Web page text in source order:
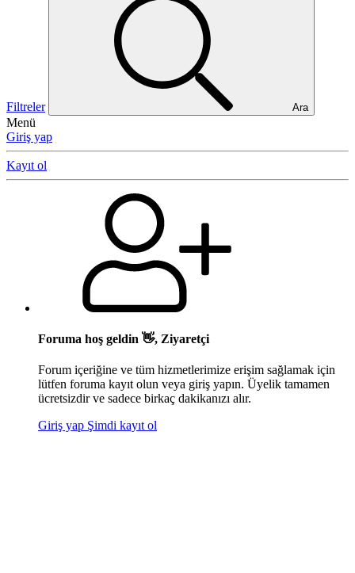
Filtreler Ara
Menü
Giriş yap
Kayıt ol
Foruma hoş geldin 👋, Ziyaretçi
Forum içeriğine ve tüm hizmetlerimize erişim sağlamak için
lütfen foruma kayıt olun veya giriş yapın. Üyelik tamamen
ücretsizdir ve sadece birkaç dakikanızı alır.
Giriş yap Şimdi kayıt ol